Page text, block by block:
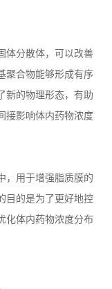
体分散体，可以改善
聚合物能够形成有序
新的物理形态，有助
接影响体内药物浓度
，用于增强脂质膜的
目的是为了更好地控
化体内药物浓度分布